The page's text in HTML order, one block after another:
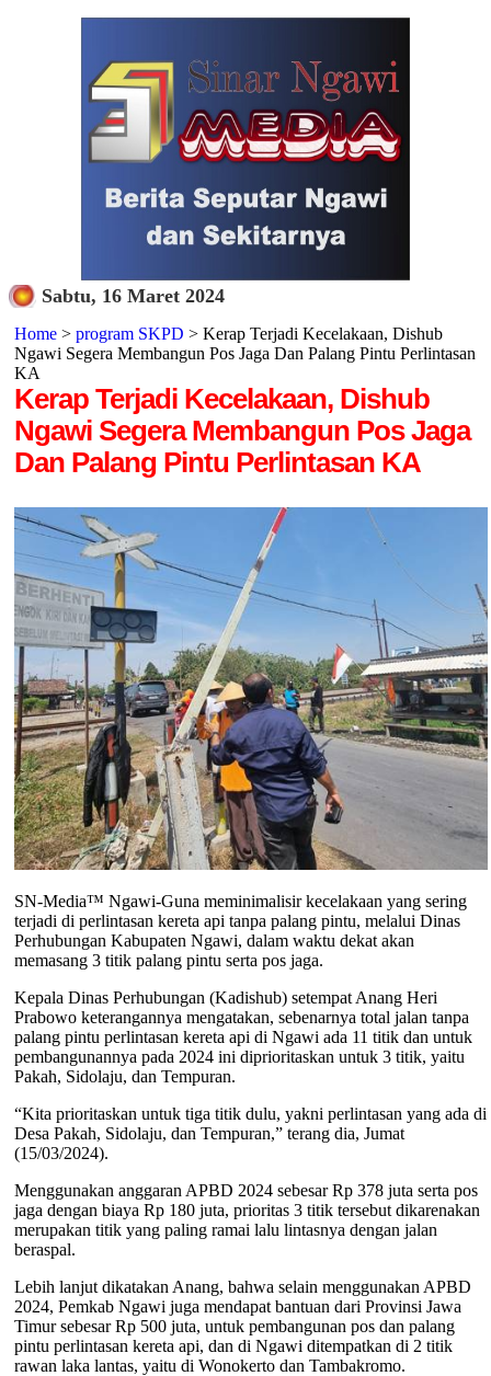
Sabtu, 16 Maret 2024
Home> program SKPD > Kerap Terjadi Kecelakaan, Dishub
Ngawi Segera Membangun Pos Jaga Dan Palang Pintu Perlintasan
KA
Kerap Terjadi Kecelakaan, Dishub
Ngawi Segera Membangun Pos Jaga
Dan Palang Pintu Perlintasan KA
SN-Media™ Ngawi-Guna meminimalisir kecelakaan yang sering
terjadi di perlintasan kereta api tanpa palang pintu, melalui Dinas
Perhubungan Kabupaten Ngawi, dalam waktu dekat akan
memasang 3 titik palang pintu serta pos jaga.
Kepala Dinas Perhubungan (Kadishub) setempat Anang Heri
Prabowo keterangannya mengatakan, sebenarnya total jalan tanpa
palang pintu perlintasan kereta api di Ngawi ada 11 titik dan untuk
pembangunannya pada 2024 ini diprioritaskan untuk 3 titik, yaitu
Pakah, Sidolaju, dan Tempuran.
“Kita prioritaskan untuk tiga titik dulu, yakni perlintasan yang ada di
Desa Pakah, Sidolaju, dan Tempuran,” terang dia, Jumat
(15/03/2024).
Menggunakan anggaran APBD 2024 sebesar Rp 378 juta serta pos
jaga dengan biaya Rp 180 juta, prioritas 3 titik tersebut dikarenakan
merupakan titik yang paling ramai lalu lintasnya dengan jalan
beraspal.
Lebih lanjut dikatakan Anang, bahwa selain menggunakan APBD
2024, Pemkab Ngawi juga mendapat bantuan dari Provinsi Jawa
Timur sebesar Rp 500 juta, untuk pembangunan pos dan palang
pintu perlintasan kereta api, dan di Ngawi ditempatkan di 2 titik
rawan laka lantas, yaitu di Wonokerto dan Tambakromo.